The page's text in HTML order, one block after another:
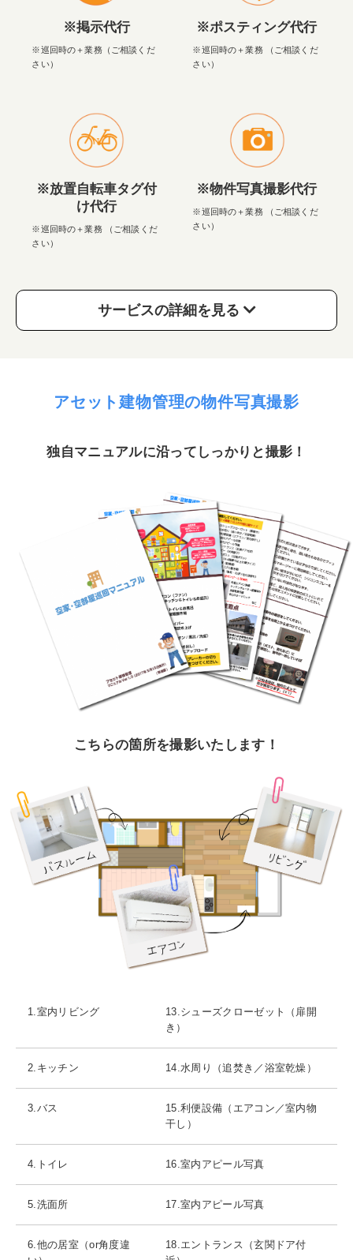
※掲示代行
※巡回時の＋業務（ご相談くだ
さい）
※ポスティング代行
※巡回時の＋業務 （ご相談くだ
さい）
※放置自転車タグ付
け代行
※巡回時の＋業務 （ご相談くだ
さい）
※物件写真撮影代行
※巡回時の＋業務 （ご相談くだ
さい）
サービスの詳細を見る
アセット建物管理の物件写真撮影
独自マニュアルに沿ってしっかりと撮影！
こちらの箇所を撮影いたします！
1.室内リビング
13.シューズクローゼット（扉開
き）
2.キッチン 14.水周り（追焚き／浴室乾燥）
3.バス
15.利便設備（エアコン／室内物
干し）
4.トイレ 16.室内アピール写真
5.洗面所 17.室内アピール写真
6.他の居室（or角度違
18.エントランス（玄関ドア付